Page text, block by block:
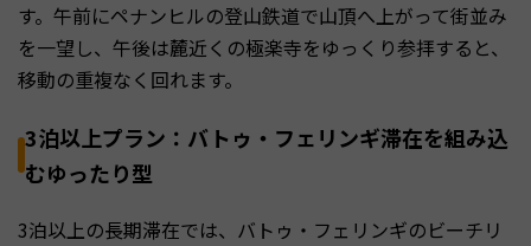
す。午前にペナンヒルの登山鉄道で山頂へ上がって街並み
を一望し、午後は麓近くの極楽寺をゆっくり参拝すると、
移動の重複なく回れます。
3泊以上プラン：バトゥ・フェリンギ滞在を組み込
むゆったり型
3泊以上の長期滞在では、バトゥ・フェリンギのビーチリ